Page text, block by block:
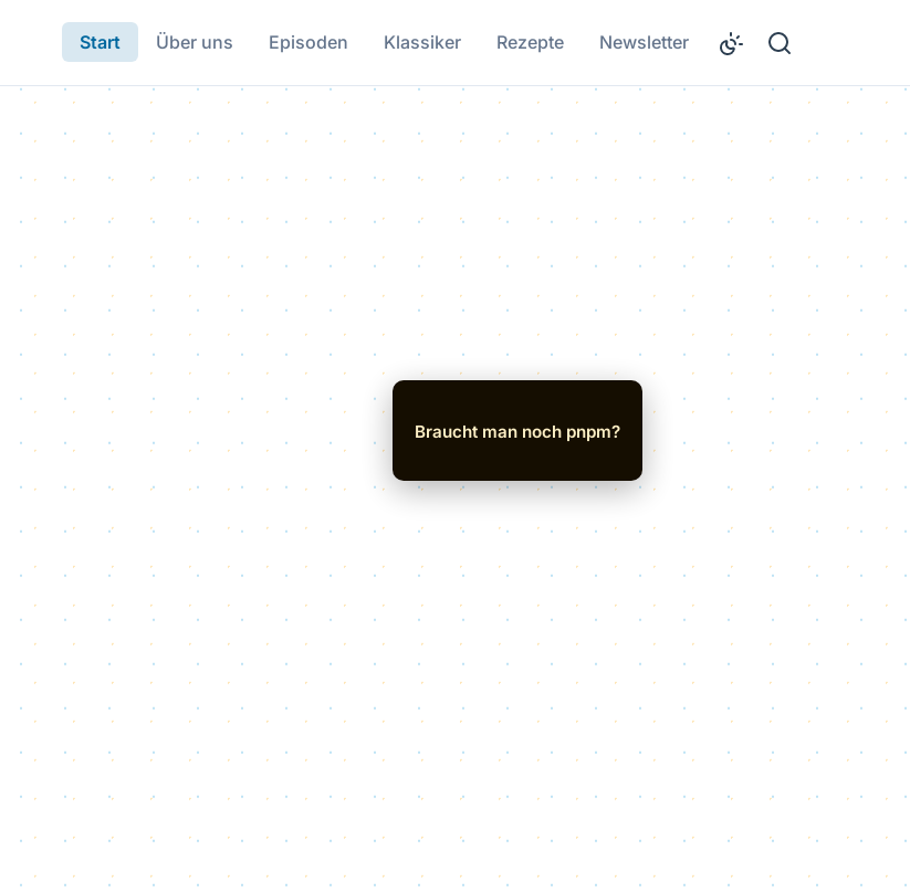
Start Über uns Episoden Klassiker Rezepte Newsletter
Braucht man noch pnpm?